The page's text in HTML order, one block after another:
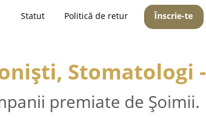
Statut Politică de retur Înscrie-te
Stomatologi
premiate de Șoimii.